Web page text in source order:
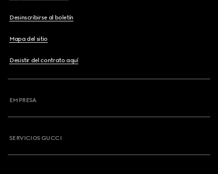
Desinscribirse al boletín
Mapa del sitio
Desistir del contrato aquí
EMPRESA
SERVICIOS GUCCI